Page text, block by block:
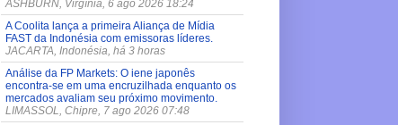
ASHBURN, Virgínia, 6 ago 2026 18:24
A Coolita lança a primeira Aliança de Mídia
FAST da Indonésia com emissoras líderes.
JACARTA, Indonésia, há 3 horas
Análise da FP Markets: O iene japonês
encontra-se em uma encruzilhada enquanto os
mercados avaliam seu próximo movimento.
LIMASSOL, Chipre, 7 ago 2026 07:48